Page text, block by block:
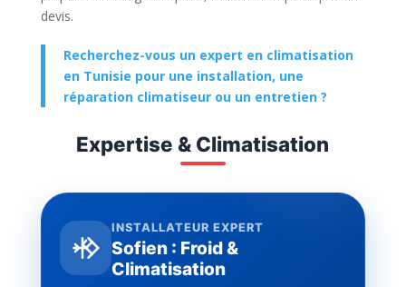
devis.
Recherchez-vous un expert en climatisation
en Tunisie pour une installation, une
réparation climatiseur ou un entretien ?
Expertise & Climatisation
INSTALLATEUR EXPERT
Sofien : Froid &
Climatisation